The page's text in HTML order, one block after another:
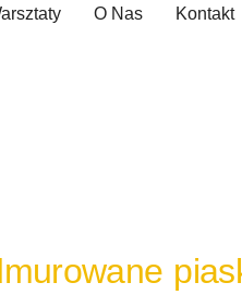
O Nas Kontakt